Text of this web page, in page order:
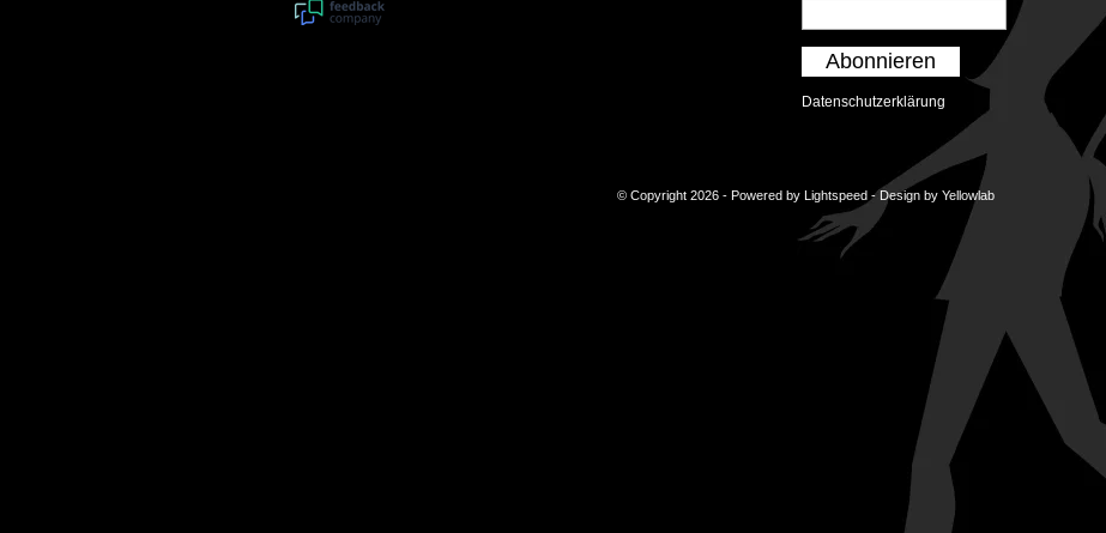
Abonnieren
Datenschutzerklärung
© Copyright 2026 - Powered by Lightspeed- Design by Yellowlab